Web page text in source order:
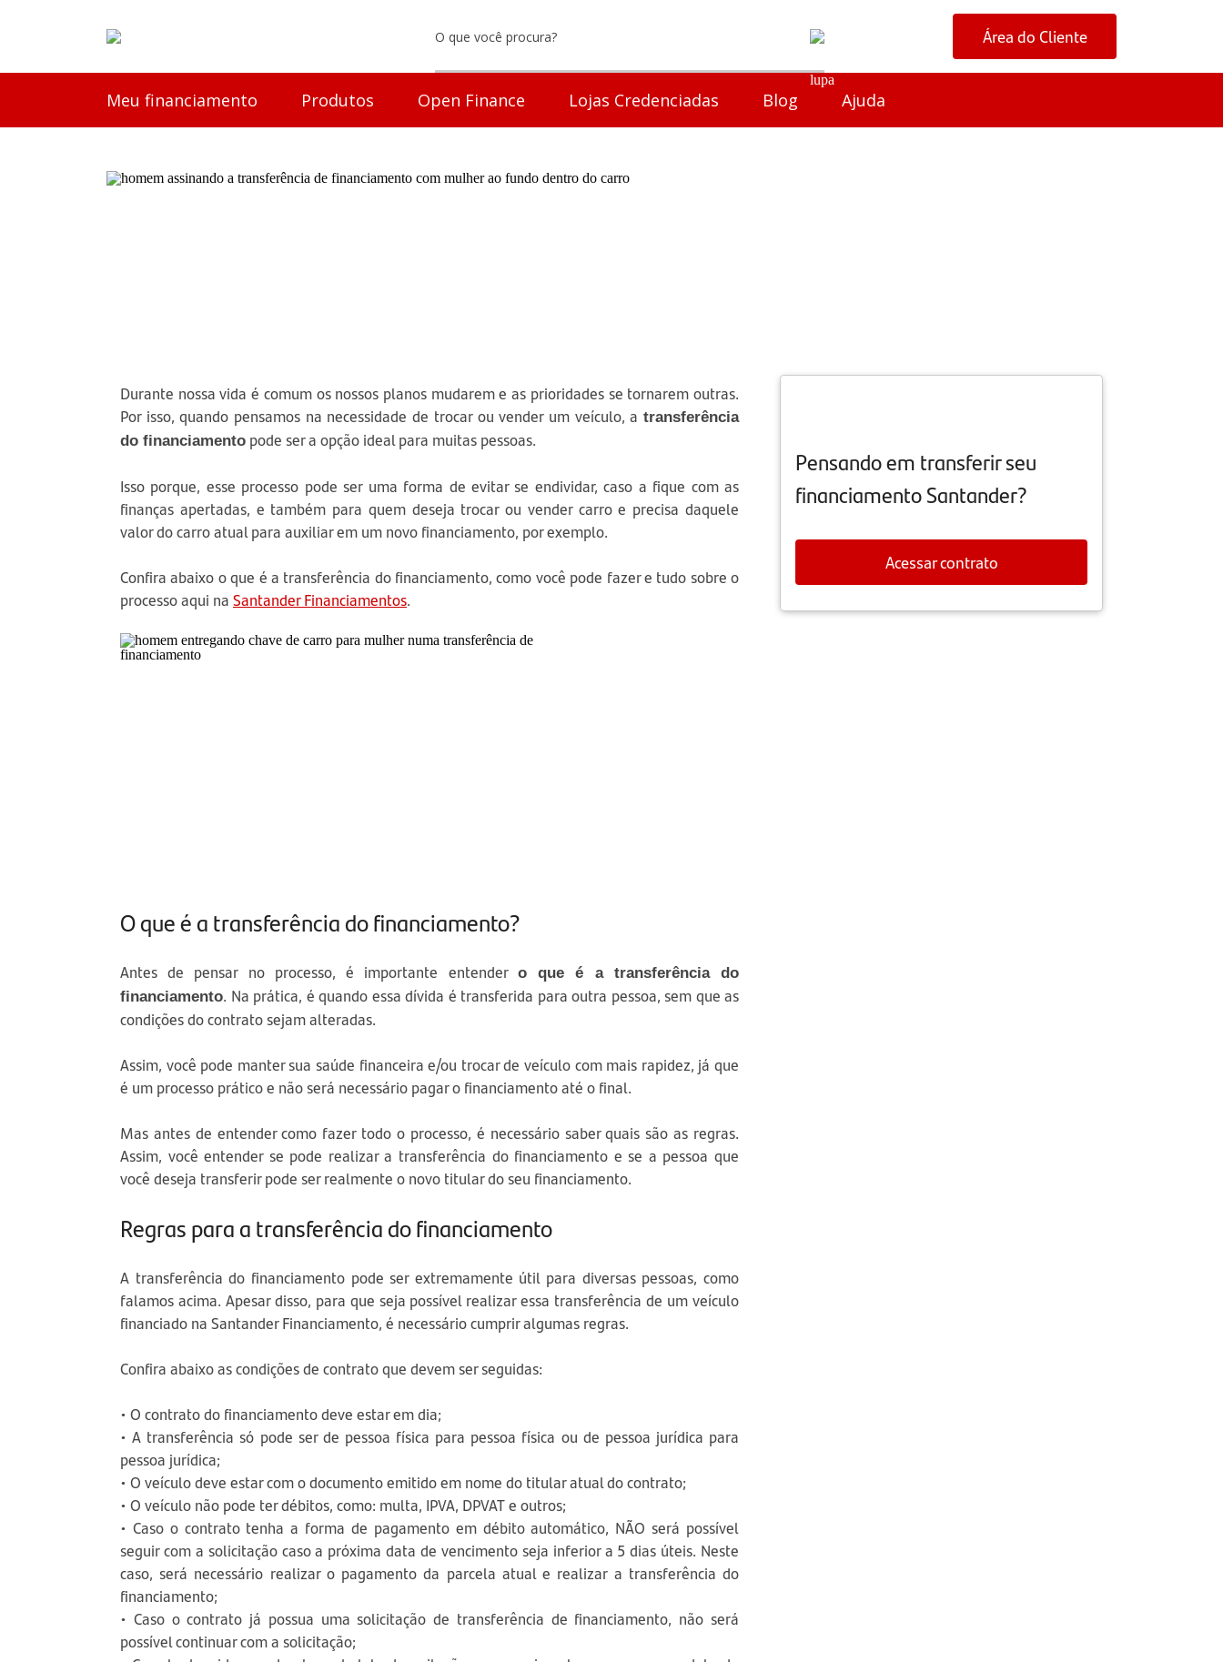
Área do Cliente
Meu financiamento Produtos Open Finance Lojas Credenciadas Blog Ajuda
Durante nossa vida é comum os nossos planos mudarem e as prioridades se tornarem outras.
Por isso, quando pensamos na necessidade de trocar ou vender um veículo, a transferência
do financiamento pode ser a opção ideal para muitas pessoas.
Isso porque, esse processo pode ser uma forma de evitar se endividar, caso a fique com as
finanças apertadas, e também para quem deseja trocar ou vender carro e precisa daquele
valor do carro atual para auxiliar em um novo financiamento, por exemplo.
Confira abaixo o que é a transferência do financiamento, como você pode fazer e tudo sobre o
processo aqui na Santander Financiamentos.
O que é a transferência do financiamento?
Antes de pensar no processo, é importante entender o que é a transferência do
financiamento. Na prática, é quando essa dívida é transferida para outra pessoa, sem que as
condições do contrato sejam alteradas.
Assim, você pode manter sua saúde financeira e/ou trocar de veículo com mais rapidez, já que
é um processo prático e não será necessário pagar o financiamento até o final.
Mas antes de entender como fazer todo o processo, é necessário saber quais são as regras.
Assim, você entender se pode realizar a transferência do financiamento e se a pessoa que
você deseja transferir pode ser realmente o novo titular do seu financiamento.
Regras para a transferência do financiamento
A transferência do financiamento pode ser extremamente útil para diversas pessoas, como
falamos acima. Apesar disso, para que seja possível realizar essa transferência de um veículo
financiado na Santander Financiamento, é necessário cumprir algumas regras.
Confira abaixo as condições de contrato que devem ser seguidas:
• O contrato do financiamento deve estar em dia;
• A transferência só pode ser de pessoa física para pessoa física ou de pessoa jurídica para
pessoa jurídica;
• O veículo deve estar com o documento emitido em nome do titular atual do contrato;
• O veículo não pode ter débitos, como: multa, IPVA, DPVAT e outros;
• Caso o contrato tenha a forma de pagamento em débito automático, NÃO será possível
seguir com a solicitação caso a próxima data de vencimento seja inferior a 5 dias úteis. Neste
caso, será necessário realizar o pagamento da parcela atual e realizar a transferência do
financiamento;
• Caso o contrato já possua uma solicitação de transferência de financiamento, não será
possível continuar com a solicitação;
Pensando em transferir seu
financiamento Santander?
Acessar contrato